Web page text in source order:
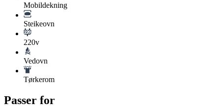
Mobildekning
Steikeovn
220v
Vedovn
Tørkerom
Passer for